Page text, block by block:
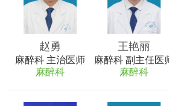
疑难、危重症手术麻醉（如开颅
术、复杂颅脑外科手术、胸腔镜
镜下食管癌根治术、乳癌、甲状
镜碎石取石术、肾脏切除术、断
置换术、腰椎髓核摘除植骨融合
赵勇
麻醉科 主治医师
麻醉科
王艳丽
麻醉科 副主任医
麻醉科